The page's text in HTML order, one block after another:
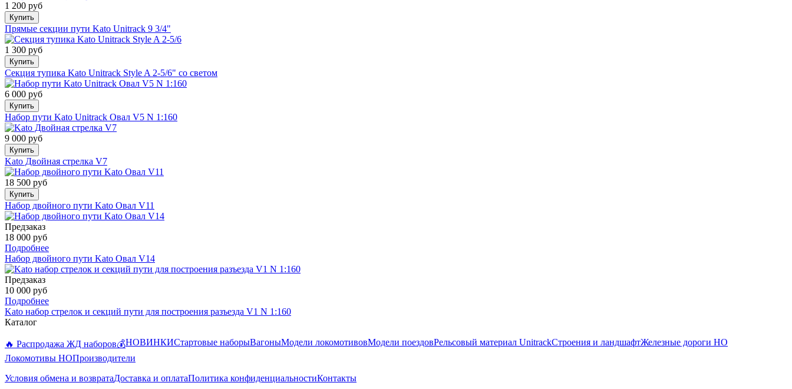
1 200 руб
Купить
Прямые секции пути Kato Unitrack 9 3/4"
1 300 руб
Купить
Cекция тупика Kato Unitrack Style A 2-5/6" со светом
6 000 руб
Купить
Набор пути Kato Unitrack Овал V5 N 1:160
9 000 руб
Купить
Kato Двойная стрелка V7
18 500 руб
Купить
Набор двойного пути Kato Овал V11
Предзаказ
18 000 руб
Подробнее
Набор двойного пути Kato Овал V14
Предзаказ
10 000 руб
Подробнее
Kato набор стрелок и секций пути для построения разъезда V1 N 1:160
Каталог
🔥 Распродажа ЖД наборов💰НОВИНКИСтартовые наборыВагоныМодели локомотивовМодели поездовРельсовый материал UnitrackСтроения и ландшафтЖелезные дороги HO
Локомотивы HOПроизводители
Условия обмена и возвратаДоставка и оплатаПолитика конфиденциальностиКонтакты